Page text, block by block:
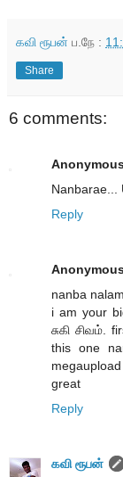
கவி ரூபன் ப.நே :
Share
6 comments:
Nanbarae...
Reply
nanba
i am your
சுகி சிவம்.
this one
great
Reply
கவி ரூபன்